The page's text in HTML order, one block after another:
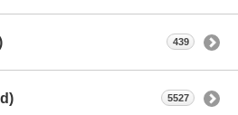
439
5527